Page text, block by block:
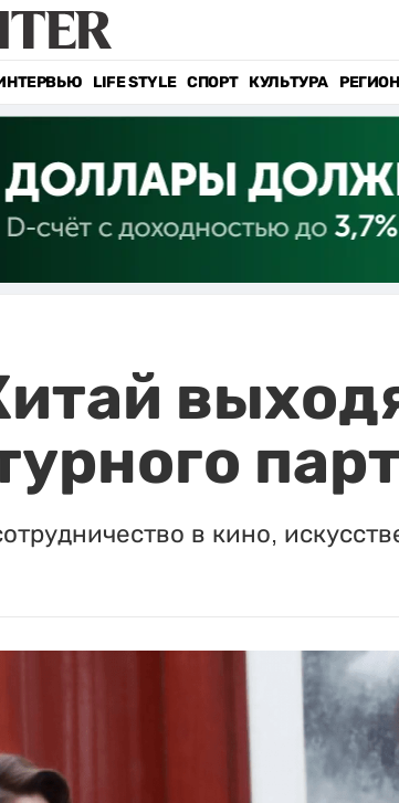
LIFE STYLE СПОРТ КУЛЬТУРА
в кино,